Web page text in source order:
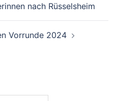
nach Rüsselsheim
Vorrunde 2024